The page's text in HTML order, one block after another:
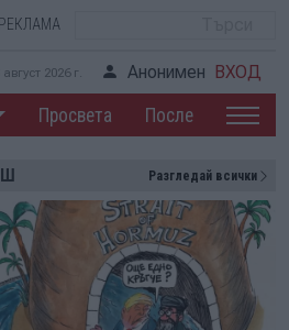
РЕКЛАМА
2026 г. Анонимен ВХОД
Просвета После
Разгледай всички